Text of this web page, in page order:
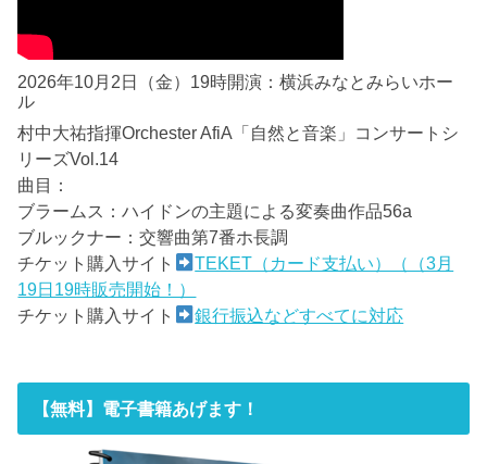
2026年10月2日（金）19時開演：横浜みなとみらいホー
ル
村中大祐指揮Orchester AfiA「自然と音楽」コンサートシ
リーズVol.14
曲目：
ブラームス：ハイドンの主題による変奏曲作品56a
ブルックナー：交響曲第7番ホ長調
チケット購入サイト
TEKET（カード支払い）（（3月
19日19時販売開始！）
チケット購入サイト
銀行振込などすべてに対応
【無料】電子書籍あげます！